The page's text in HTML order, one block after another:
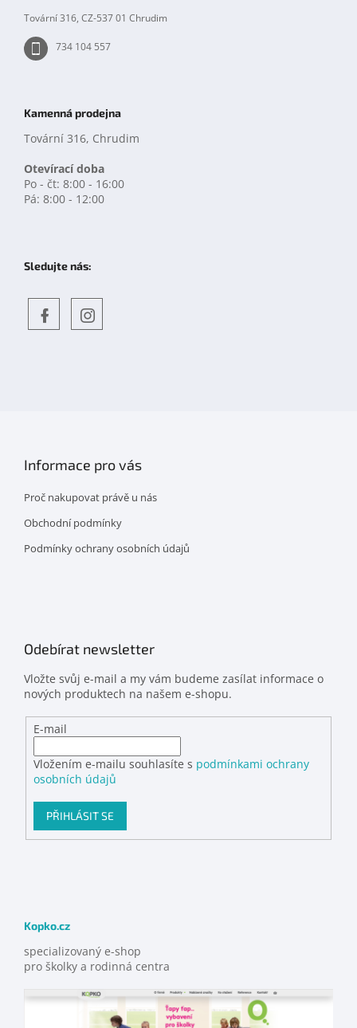
Tovární 316, CZ-537 01 Chrudim
734 104 557
Kamenná prodejna
Tovární 316, Chrudim
Otevírací doba
Po - čt: 8:00 - 16:00
Pá: 8:00 - 12:00
Sledujte nás:
Informace pro vás
Proč nakupovat právě u nás
Obchodní podmínky
Podmínky ochrany osobních údajů
Odebírat newsletter
Vložte svůj e-mail a my vám budeme zasílat informace o
nových produktech na našem e-shopu.
E-mail
Vložením e-mailu souhlasíte s podmínkami ochrany
osobních údajů
PŘIHLÁSIT SE
Kopko.cz
specializovaný e-shop
pro školky a rodinná centra